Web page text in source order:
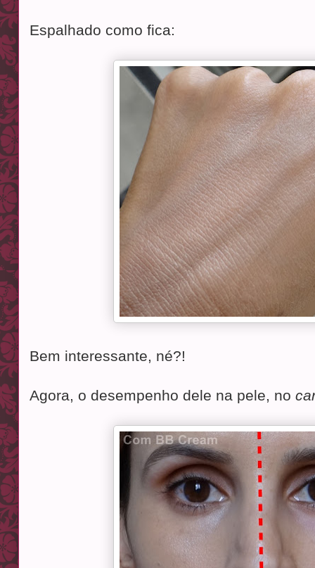
Espalhado como fica:
Bem interessante, né?!
Agora, o desempenho dele na pele, no